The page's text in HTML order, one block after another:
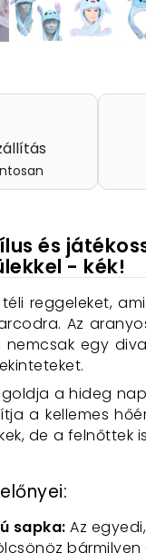
és
- kék!
reggeleket,
Az
egy
a hideg
a kellemes
de a
sapka: Az
bármilyen